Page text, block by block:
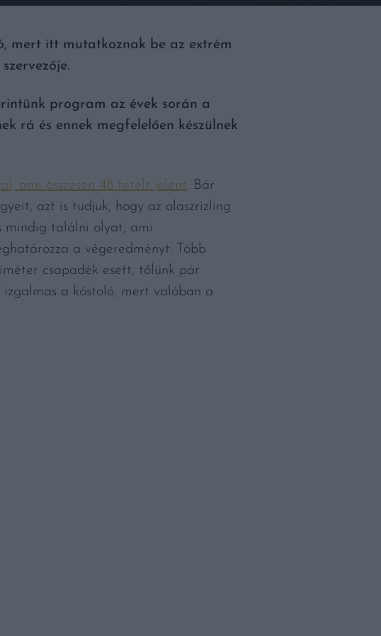
mert itt mutatkoznak be az extrém
program az évek során a
rá és ennek megfelelően készülnek
ami összesen 48 tételt jelent. Bár
azt is tudjuk, hogy az olaszrizling
mindig találni olyat, ami
a végeredményt. Több
csapadék esett, tőlünk pár
a kóstoló, mert valóban a